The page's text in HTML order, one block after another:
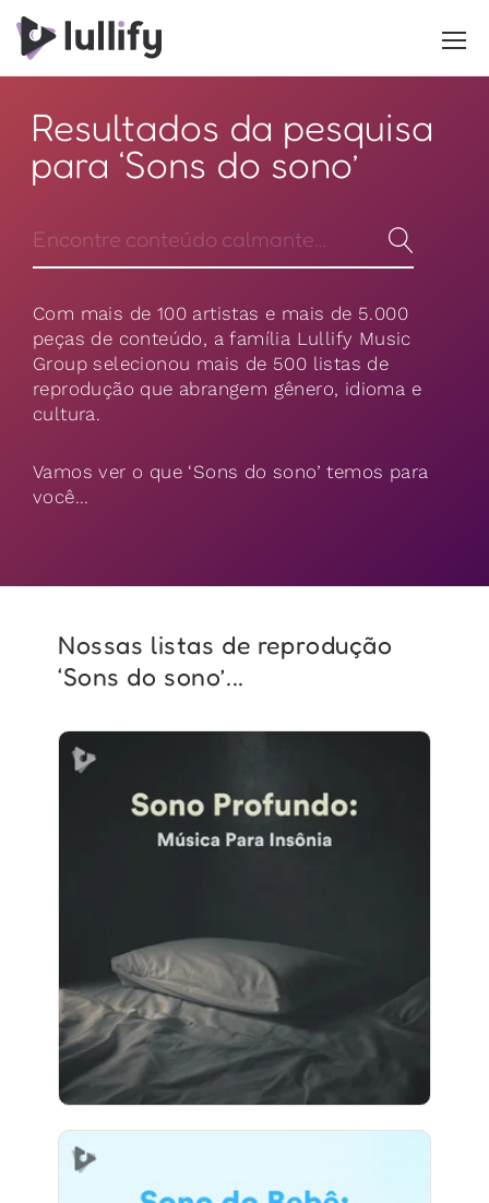
Resultados da pesquisa
para ‘Sons do sono’
Com mais de 100 artistas e mais de 5.000
peças de conteúdo, a família Lullify Music
Group selecionou mais de 500 listas de
reprodução que abrangem gênero, idioma e
cultura.
Vamos ver o que ‘Sons do sono’ temos para
você...
Nossas listas de reprodução
‘Sons do sono’...
Sono Profundo: Música Para
Insônia
Jogar
337 seguidores